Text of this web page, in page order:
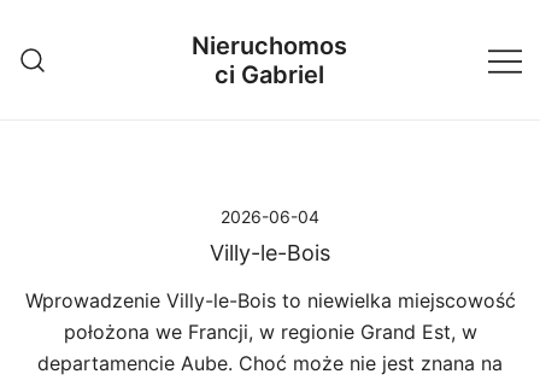
treści
Nieruchomos
ci Gabriel
2026-06-04
Villy-le-Bois
Wprowadzenie Villy-le-Bois to niewielka miejscowość
położona we Francji, w regionie Grand Est, w
departamencie Aube. Choć może nie jest znana na